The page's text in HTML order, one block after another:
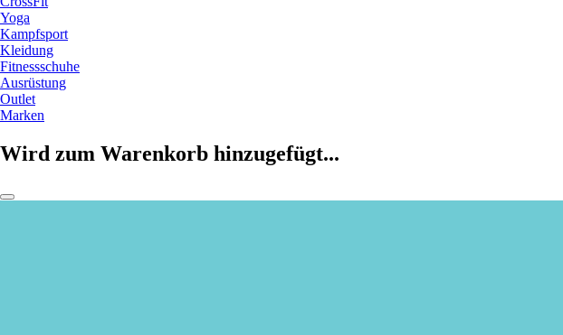
Yoga
Kampfsport
Kleidung
Fitnessschuhe
Ausrüstung
Outlet
Marken
Wird zum Warenkorb hinzugefügt...